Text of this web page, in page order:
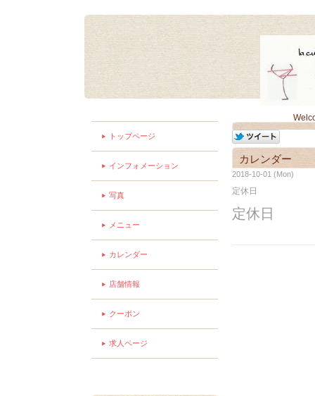
カレンダー
2018-10-01 (Mon)
定休日
定休日
トップページ
インフォメーション
写真
メニュー
カレンダー
店舗情報
クーポン
求人ページ